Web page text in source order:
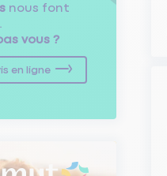
nous font
vous ?
en ligne